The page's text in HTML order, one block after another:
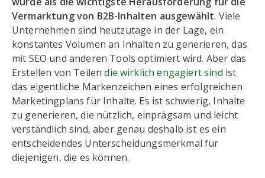
Vermarktung von B2B-Inhalten ausgewählt. Viele
Unternehmen sind heutzutage in der Lage, ein
konstantes Volumen an Inhalten zu generieren, das
mit SEO und anderen Tools optimiert wird. Aber das
Erstellen von Teilendie wirklich engagiert sind ist
das eigentliche Markenzeichen eines erfolgreichen
Marketingplans für Inhalte. Es ist schwierig, Inhalte
zu generieren, die nützlich, einprägsam und leicht
verständlich sind, aber genau deshalb ist es ein
entscheidendes Unterscheidungsmerkmal für
diejenigen, die es können.